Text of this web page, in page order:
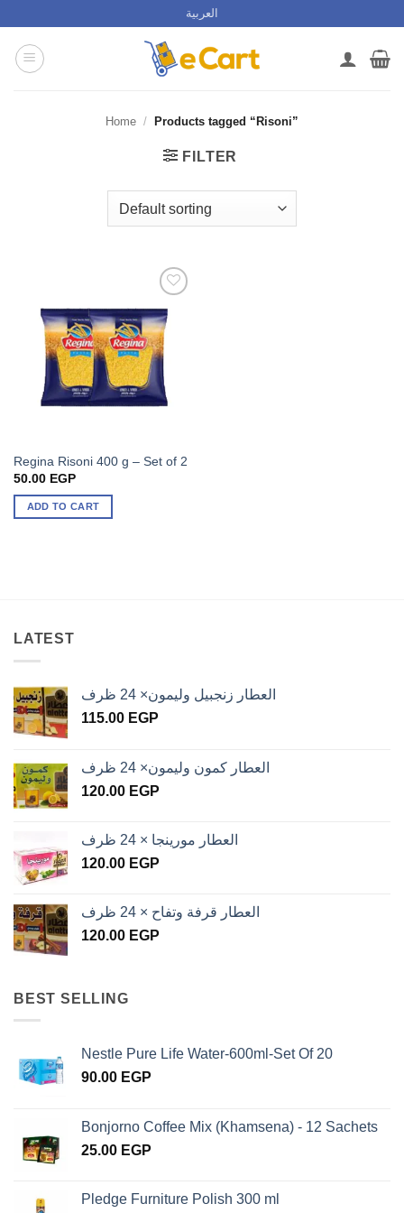
content
العربية
Home / Products tagged “Risoni”
FILTER
Regina Risoni 400 g – Set of 2
50.00EGP
ADD TO CART
LATEST
العطار زنجبيل وليمون× 24 ظرف
115.00 EGP
العطار كمون وليمون× 24 ظرف
120.00 EGP
العطار مورينجا × 24 ظرف
120.00 EGP
العطار قرفة وتفاح × 24 ظرف
120.00 EGP
BEST SELLING
Nestle Pure Life Water-600ml-Set Of 20
90.00 EGP
Bonjorno Coffee Mix (Khamsena) - 12 Sachets
25.00 EGP
Pledge Furniture Polish 300 ml